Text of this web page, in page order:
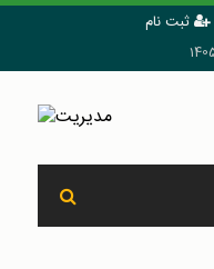
ثبت نام